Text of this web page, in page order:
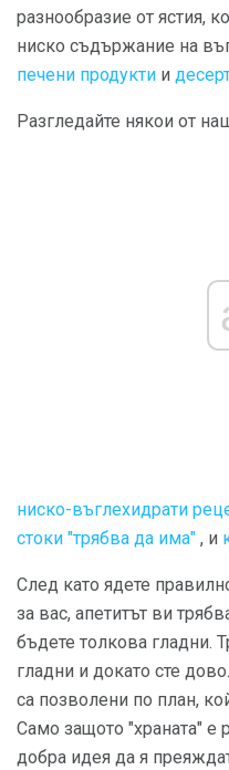
разнообразие от ястия,
ниско съдържание на
печени продукти и
Разгледайте някои от
ниско-въглехидрати
стоки "трябва да има" , и
След като ядете
за вас, апетитът ви
бъдете толкова гладни.
гладни и докато сте
са позволени по план,
Само защото "храната" е
добра идея да я